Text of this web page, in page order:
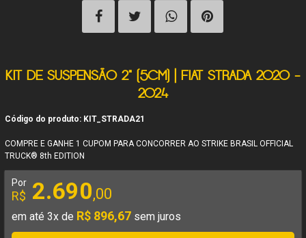
KIT DE SUSPENSÃO 2" (5CM) | FIAT STRADA 2020 -
2024
Código do produto: KIT_STRADA21
COMPRE E GANHE 1 CUPOM PARA CONCORRER AO STRIKE BRASIL OFFICIAL
TRUCK® 8th EDITION
Por
R$ 2.690,00
em até 3x de R$ 896,67 sem juros